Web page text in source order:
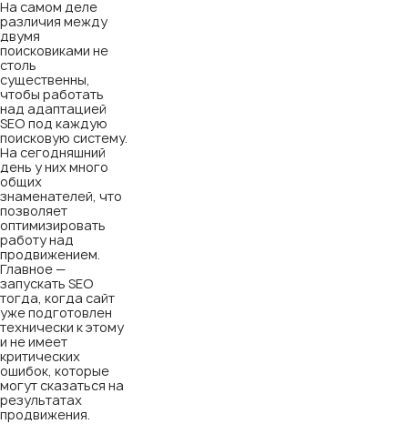
На самом деле
различия между
двумя
поисковиками не
столь
существенны,
чтобы работать
над адаптацией
SEO под каждую
поисковую систему.
На сегодняшний
день у них много
общих
знаменателей, что
позволяет
оптимизировать
работу над
продвижением.
Главное —
запускать SEO
тогда, когда сайт
уже подготовлен
технически к этому
и не имеет
критических
ошибок, которые
могут сказаться на
результатах
продвижения.